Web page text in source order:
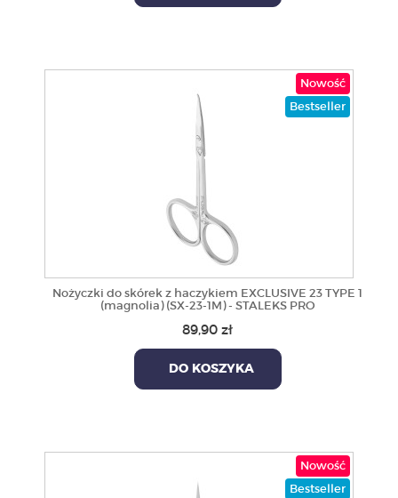
Nowość
Bestseller
Nożyczki do skórek z haczykiem EXCLUSIVE 23 TYPE 1
(magnolia) (SX-23-1M) - STALEKS PRO
89,90 zł
DO KOSZYKA
Nowość
Bestseller